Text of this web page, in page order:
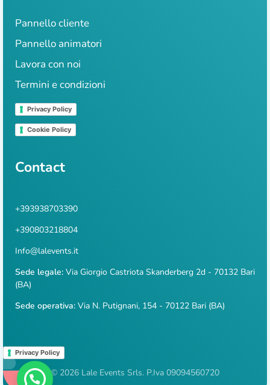
Pannello cliente
Pannello animatori
Lavora con noi
Termini e condizioni
Privacy Policy
Cookie Policy
Contact
+393938703390
+390803218804
Info@lalevents.it
Sede legale: Via Giorgio Castriota Skanderberg 2d - 70132 Bari
(BA)
Sede operativa: Via N. Putignani, 154 - 70122 Bari (BA)
Privacy Policy
© 2026 Lale Events Srls. P.Iva 09094560720